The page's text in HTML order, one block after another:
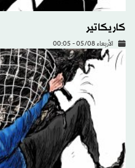
كاريكاتير
الأربعاء 05/08 - 00:05